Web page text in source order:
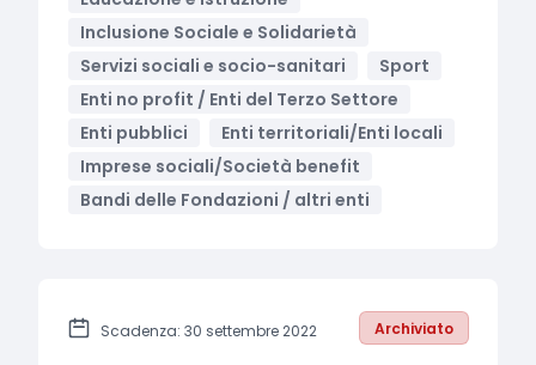
Inclusione Sociale e Solidarietà
Servizi sociali e socio-sanitari
Sport
Enti no profit / Enti del Terzo Settore
Enti pubblici
Enti territoriali/Enti locali
Imprese sociali/Società benefit
Bandi delle Fondazioni / altri enti
Scadenza: 30 settembre 2022 Archiviato